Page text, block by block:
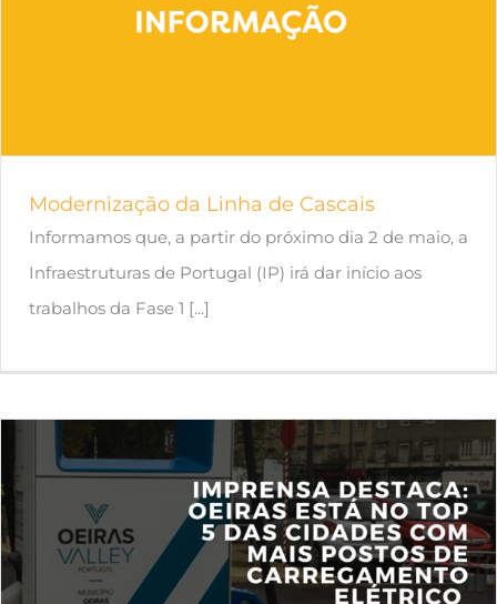
Modernização da Linha de Cascais
Informamos que, a partir do próximo dia 2 de maio, a
Infraestruturas de Portugal (IP) irá dar início aos
trabalhos da Fase 1 [...]